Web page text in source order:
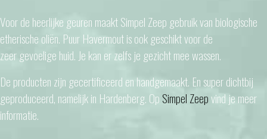
Voor de heerlijke geuren maakt Simpel Zeep gebruik van biologische
etherische oliën. Puur Havermout is ook geschikt voor de
zeer gevoelige huid. Je kan er zelfs je gezicht mee wassen.
De producten zijn gecertificeerd en handgemaakt. En super dichtbij
geproduceerd, namelijk in Hardenberg. Op Simpel Zeepvind je meer
informatie.